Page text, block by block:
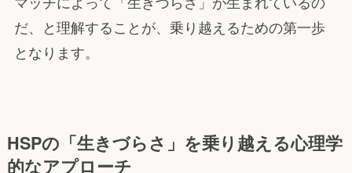
だ、と理解することが、乗り越えるための第一歩
となります。
HSPの「生きづらさ」を乗り越える心理学
的なアプローチ